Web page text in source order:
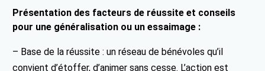
Présentation des facteurs de réussite et conseils
pour une généralisation ou un essaimage :
– Base de la réussite : un réseau de bénévoles qu’il
convient d’étoffer, d’animer sans cesse. L’action est